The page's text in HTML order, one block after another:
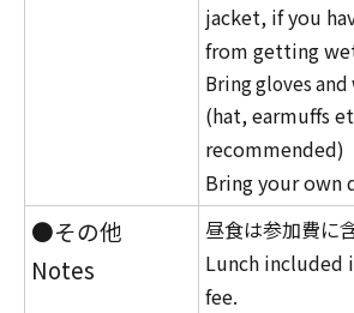
jacket, if you
from getting
Bring gloves
(hat, earmuffs
recommended)
Bring your own
●その他
Notes
昼食は参加費に
Lunch
fee.